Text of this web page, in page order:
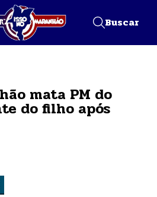
Buscar
mata PM do
do filho após